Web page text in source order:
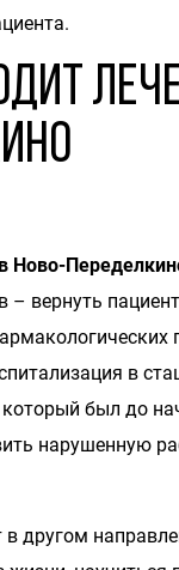
Ново-
– вернуть
в
который был до
нарушенную
другом